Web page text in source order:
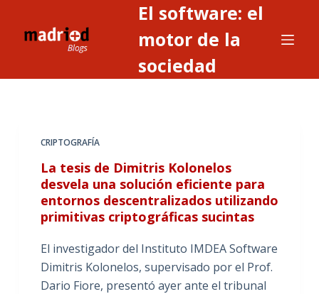
El software: el
motor de la
sociedad
CRIPTOGRAFÍA
La tesis de Dimitris Kolonelos
desvela una solución eficiente para
entornos descentralizados utilizando
primitivas criptográficas sucintas
El investigador del Instituto IMDEA Software
Dimitris Kolonelos, supervisado por el Prof.
Dario Fiore, presentó ayer ante el tribunal